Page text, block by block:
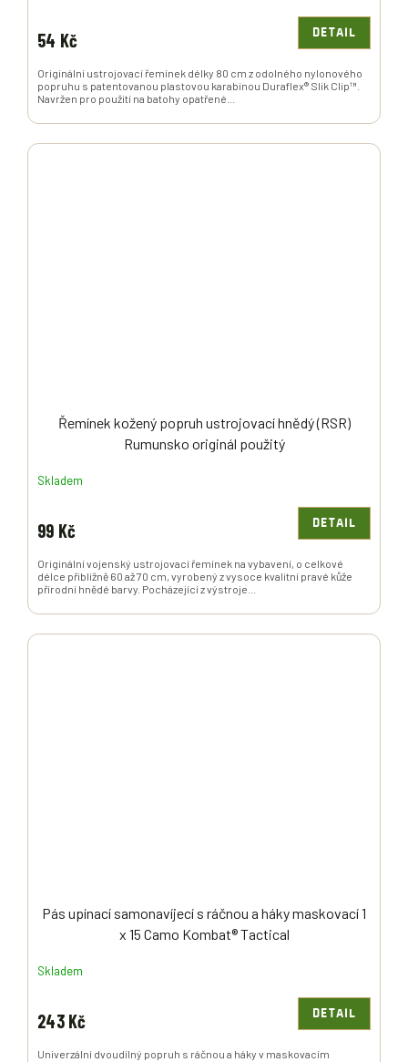
54 Kč DETAIL
Originální ustrojovací řemínek délky 80 cm z odolného nylonového
popruhu s patentovanou plastovou karabinou Duraflex® Slik Clip™.
Navržen pro použití na batohy opatřené...
Řemínek kožený popruh ustrojovací hnědý (RSR)
Rumunsko originál použitý
Skladem
99 Kč DETAIL
Originální vojenský ustrojovací řemínek na vybavení, o celkové
délce přibližně 60 až 70 cm, vyrobený z vysoce kvalitní pravé kůže
přírodní hnědé barvy. Pocházející z výstroje...
Pás upínací samonavíjecí s ráčnou a háky maskovací 1
x 15 Camo Kombat® Tactical
Skladem
243 Kč DETAIL
Univerzální dvoudílný popruh s ráčnou a háky v maskovacím